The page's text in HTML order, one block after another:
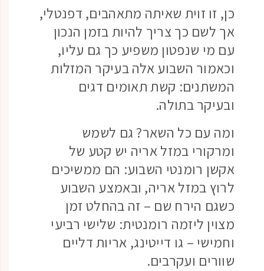
כן, זו זוית שאיתה מתאהבים, דפנטלי,
אך לשם כך צריך להיות בזמן הנכון
עם מי שנפטון משפיע כך גם עליו,
וכאמור השבוע אלה בעיקר המזלות
המשתנים: קשת תאומים דגים
ובעיקר בתולה.
ומה עם כל השאר? גם לשמש
ומרקורי במזל אריה יש קטע של
אקשן רומנטי השבוע: הם ממשיכים
לרוץ במזל אריה, ובאמצע השבוע
כשגם הירח שם – זה בהחלט זמן
מצוין ליזמה רומנטית: שלישי רביעי
וחמישי – גו דייטינג, אריות דליים
שוורים ועקרבים.